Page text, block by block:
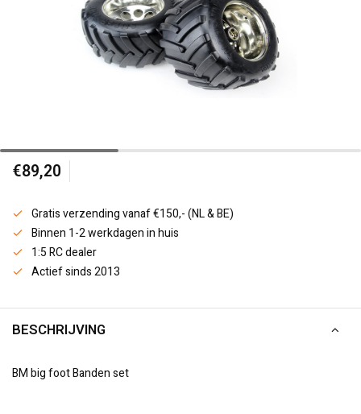
€89,20
Gratis verzending vanaf €150,- (NL & BE)
Binnen 1-2 werkdagen in huis
1:5 RC dealer
Actief sinds 2013
BESCHRIJVING
BM big foot Banden set